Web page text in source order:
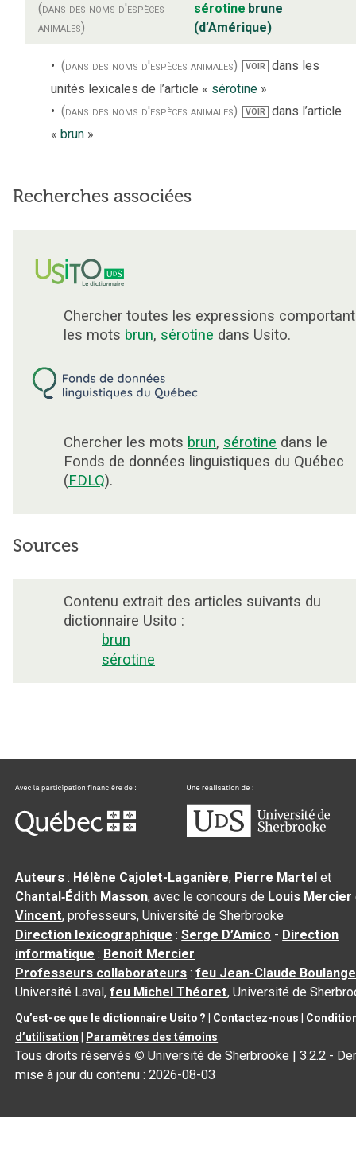
(dans des noms d'espèces
animales)
sérotine brune
(d’Amérique)
(dans des noms d'espèces animales) VOIR dans les
unités lexicales de l’article « sérotine »
(dans des noms d'espèces animales)
VOIR dans l’article
« brun »
Recherches associées
Chercher toutes les expressions comportant
les mots brun, sérotine dans Usito.
Chercher les mots brun, sérotine dans le
Fonds de données linguistiques du Québec
(FDLQ).
Sources
Contenu extrait des articles suivants du
dictionnaire Usito :
brun
sérotine
Auteurs : Hélène Cajolet-Laganière, Pierre Martel et
Chantal‑Édith Masson, avec le concours de Louis Mercier
Vincent, professeurs, Université de Sherbrooke
Direction lexicographique :Serge D’Amico - Direction
informatique : Benoit Mercier
Professeurs collaborateurs :feu Jean-Claude
Université Laval,feu Michel Théoret, Université de
Qu’est-ce que le dictionnaire Usito ? Contactez-nous
d’utilisation
Paramètres des témoins
Tous droits réservés © Université de Sherbrooke |3.2.2 -
mise à jour du contenu :2026-08-03